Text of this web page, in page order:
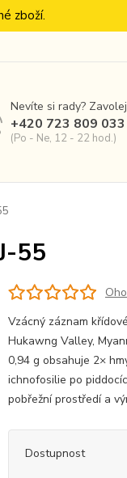
zboží.
Nevíte si rady?
+420 723 809 033
(Po - Ne, 12 - 22 hod.)
55
Vzácný záznam
Hukawng Valley,
0,94 g obsahuje 2×
ichnofosilie po
pobřežní prostředí a
Dostupnost